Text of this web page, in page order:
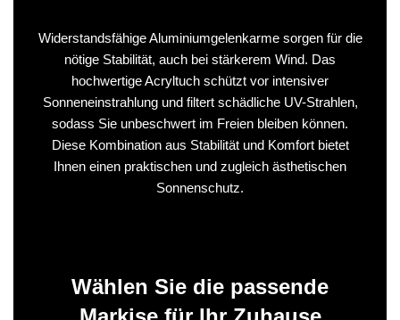
Widerstandsfähige Aluminiumgelenkarme sorgen für die
nötige Stabilität, auch bei stärkerem Wind. Das
hochwertige Acryltuch schützt vor intensiver
Sonneneinstrahlung und filtert schädliche UV-Strahlen,
sodass Sie unbeschwert im Freien bleiben können.
Diese Kombination aus Stabilität und Komfort bietet
Ihnen einen praktischen und zugleich ästhetischen
Sonnenschutz.
Wählen Sie die passende